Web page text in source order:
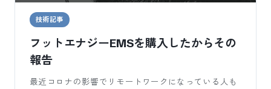
技術記事
フットエナジーEMSを購入したからその
報告
最近コロナの影響でリモートワークになっている人も